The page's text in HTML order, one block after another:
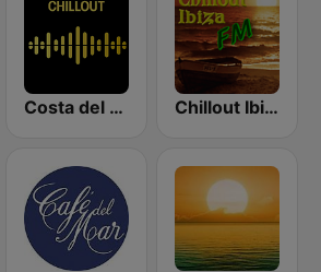
Costa del Mar Chillout Chillout Ibiza FM